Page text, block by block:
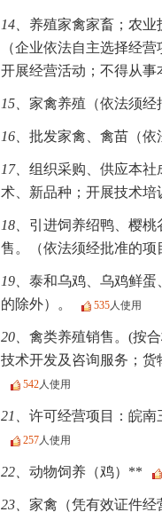
14、 养殖家禽家畜；农业
（企业依法自主选择经
开展经营活动；不得从事
15、 家禽养殖（依法须经
16、 批发家禽、禽苗（依
17、 组织采购、供应本社
术、新品种；开展技术培
18、 引进饲养绍鸭、樱
售。（依法须经批准的项
19、 泰和乌鸡、乌鸡鲜蛋
的除外）。
535 人使用
20、 禽类养殖销售。(按
技术开发及咨询服务；货
542 人使用
21、 许可经营项目：皖南
257 人使用
22、 动物饲养（鸡）**
23、 家禽（凭有效证件